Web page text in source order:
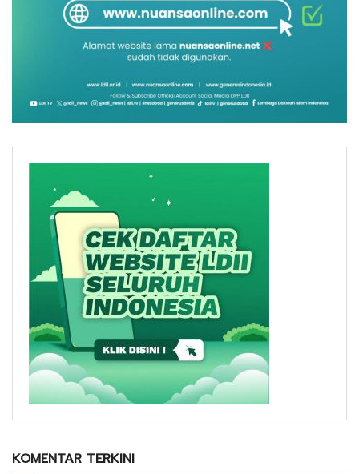
KOMENTAR TERKINI